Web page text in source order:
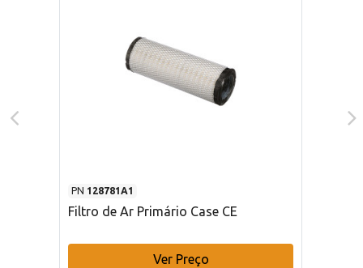
PN 128781A1
Filtro de Ar Primário Case CE
Ver Preço